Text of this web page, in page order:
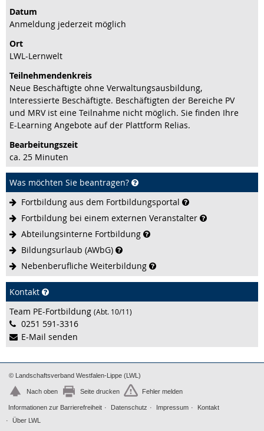
Datum
Anmeldung jederzeit möglich
Ort
LWL-Lernwelt
Teilnehmenden­kreis
Neue Beschäftigte ohne Verwaltungsausbildung,
Interessierte Beschäftigte. Beschäftigten der Bereiche PV
und MRV ist eine Teilnahme nicht möglich. Sie finden Ihre
E-Learning Angebote auf der Plattform Relias.
Bearbeitungs­zeit
ca. 25 Minuten
Was möchten Sie beantragen?
Fortbildung aus dem Fortbildungsportal
Fortbildung bei einem externen Veranstalter
Abteilungsinterne Fortbildung
Bildungsurlaub (AWbG)
Nebenberufliche Weiterbildung
Kontakt
Team PE-Fortbildung (Abt. 10/11)
0251 591-3316
E-Mail senden
© Landschaftsverband Westfalen-Lippe (LWL)
Nach oben Seite drucken Fehler melden
Informationen zur Barrierefreiheit Datenschutz Impressum
Kontakt
Über LWL